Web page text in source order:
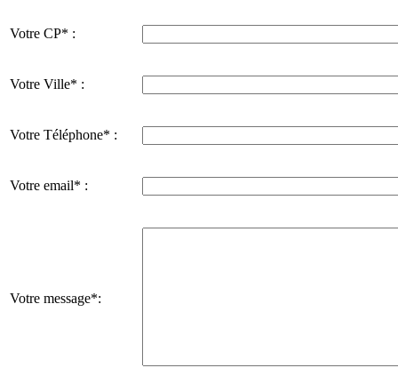
Votre CP* :
Votre Ville* :
Votre Téléphone* :
Votre email* :
Votre message*: